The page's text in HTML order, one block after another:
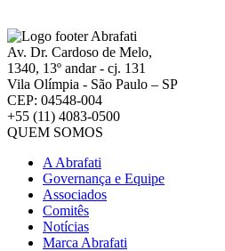
Av. Dr. Cardoso de Melo,
1340, 13º andar - cj. 131
Vila Olímpia - São Paulo – SP
CEP: 04548-004
+55 (11) 4083-0500
QUEM SOMOS
A Abrafati
Governança e Equipe
Associados
Comitês
Notícias
Marca Abrafati